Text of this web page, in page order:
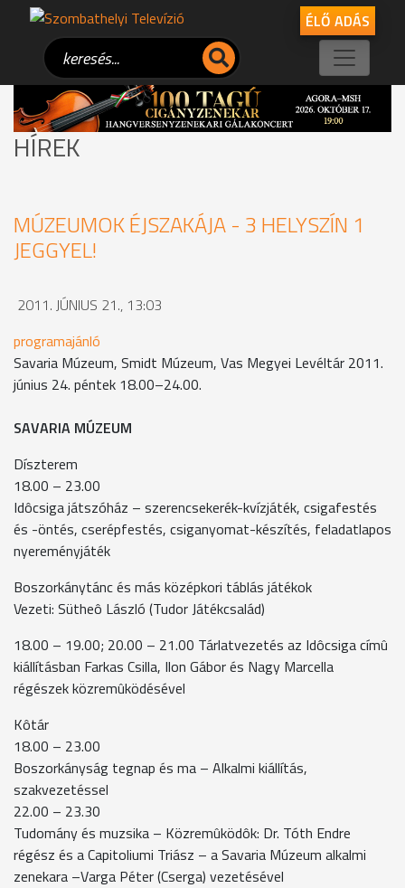
ÉLŐ ADÁS
HÍREK
MÚZEUMOK ÉJSZAKÁJA - 3 HELYSZÍN 1
JEGGYEL!
2011. JÚNIUS 21., 13:03
programajánló
Savaria Múzeum, Smidt Múzeum, Vas Megyei Levéltár 2011.
június 24. péntek 18.00–24.00.
SAVARIA MÚZEUM
Díszterem
18.00 – 23.00
Idôcsiga játszóház – szerencsekerék-kvízjáték, csigafestés
és -öntés, cserépfestés, csiganyomat-készítés, feladatlapos
nyereményjáték
Boszorkánytánc és más középkori táblás játékok
Vezeti: Sütheô László (Tudor Játékcsalád)
18.00 – 19.00; 20.00 – 21.00 Tárlatvezetés az Idôcsiga címû
kiállításban Farkas Csilla, Ilon Gábor és Nagy Marcella
régészek közremûködésével
Kôtár
18.00 – 23.00
Boszorkányság tegnap és ma – Alkalmi kiállítás,
szakvezetéssel
22.00 – 23.30
Tudomány és muzsika – Közremûködôk: Dr. Tóth Endre
régész és a Capitoliumi Triász – a Savaria Múzeum alkalmi
zenekara –Varga Péter (Cserga) vezetésével